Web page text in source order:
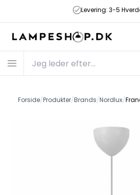
Fri fragt på ordrer over
Forside/Produkter/Brands/Nordlux/